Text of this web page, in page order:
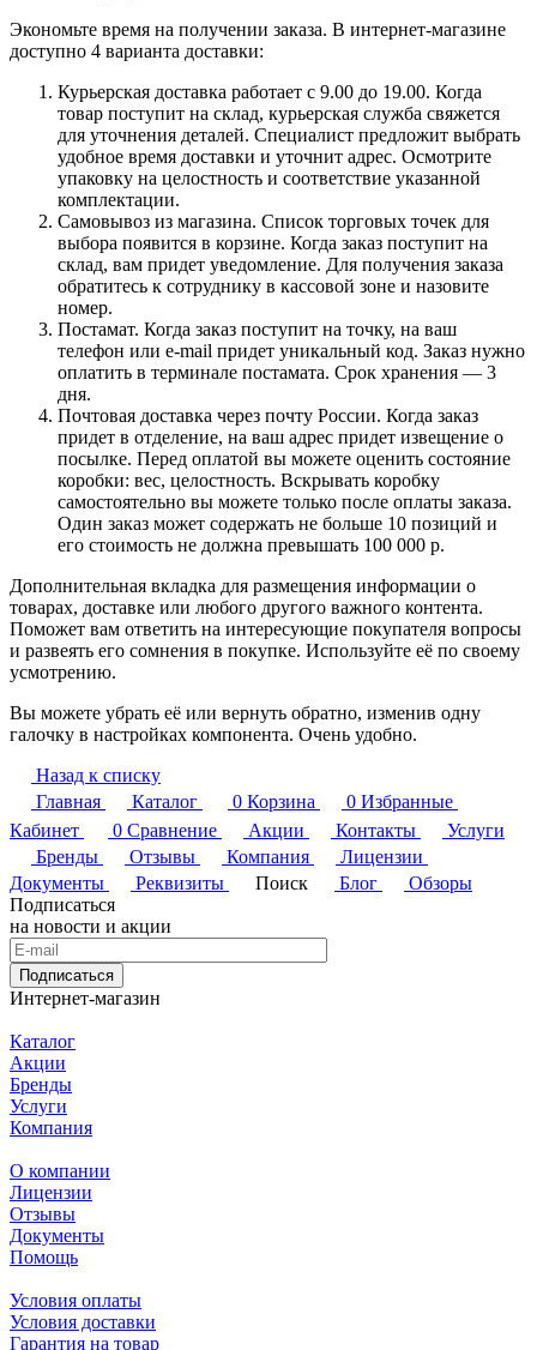
Экономьте время на получении заказа. В интернет-магазине
доступно 4 варианта доставки:
Курьерская доставка работает с 9.00 до 19.00. Когда
товар поступит на склад, курьерская служба свяжется
для уточнения деталей. Специалист предложит выбрать
удобное время доставки и уточнит адрес. Осмотрите
упаковку на целостность и соответствие указанной
комплектации.
Самовывоз из магазина. Список торговых точек для
выбора появится в корзине. Когда заказ поступит на
склад, вам придет уведомление. Для получения заказа
обратитесь к сотруднику в кассовой зоне и назовите
номер.
Постамат. Когда заказ поступит на точку, на ваш
телефон или e-mail придет уникальный код. Заказ нужно
оплатить в терминале постамата. Срок хранения — 3
дня.
Почтовая доставка через почту России. Когда заказ
придет в отделение, на ваш адрес придет извещение о
посылке. Перед оплатой вы можете оценить состояние
коробки: вес, целостность. Вскрывать коробку
самостоятельно вы можете только после оплаты заказа.
Один заказ может содержать не больше 10 позиций и
его стоимость не должна превышать 100 000 р.
Дополнительная вкладка для размещения информации о
товарах, доставке или любого другого важного контента.
Поможет вам ответить на интересующие покупателя вопросы
и развеять его сомнения в покупке. Используйте её по своему
усмотрению.
Вы можете убрать её или вернуть обратно, изменив одну
галочку в настройках компонента. Очень удобно.
Назад к списку
Главная
Каталог 0 Корзина 0 Избранные
Кабинет
0 Сравнение Акции Контакты
Услуги
Бренды
Отзывы Компания
Лицензии
Документы
Реквизиты Поиск Блог
Обзоры
Подписаться
на новости и акции
Подписаться
Интернет-магазин
Каталог
Акции
Бренды
Услуги
Компания
О компании
Лицензии
Отзывы
Документы
Помощь
Условия оплаты
Условия доставки
Гарантия на товар